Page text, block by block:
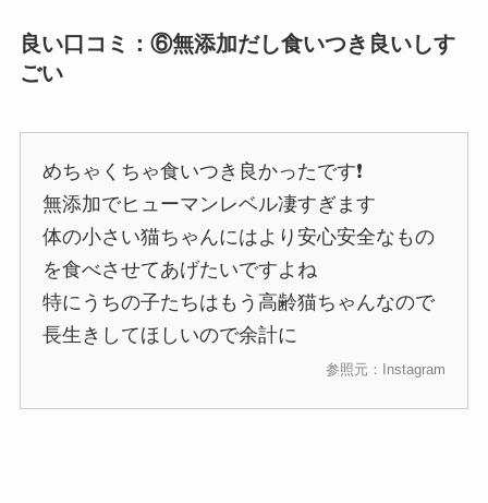
良い口コミ：⑥無添加だし食いつき良いしす
ごい
めちゃくちゃ食いつき良かったです❗
無添加でヒューマンレベル凄すぎます
体の小さい猫ちゃんにはより安心安全なもの
を食べさせてあげたいですよね
特にうちの子たちはもう高齢猫ちゃんなので
長生きしてほしいので余計に
参照元：Instagram